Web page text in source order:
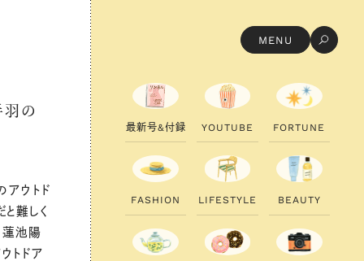
MENU
の
アウトド
難しく
蓮池陽
トドア
最新号&付録 YOUTU B E FORTU N E
FAS H ION LI FESTYLE B EAUTY